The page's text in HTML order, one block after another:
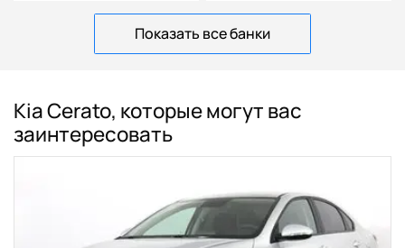
Показать все банки
Kia Cerato, которые могут вас
заинтересовать